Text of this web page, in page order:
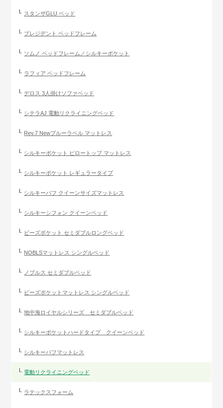
スタンザGLU ベッド
プレジデント ベッドフレーム
ソムノ ベッドフレーム／シルキーポケット
ラフィア ベッドフレーム
デロス 3人掛けソファベッド
シテラAJ 電動リクライニングベッド
Rev.7 Newブルーラベル マットレス
シルキーポケット ピロートップ マットレス
シルキーポケット レギュラータイプ
シルキーパフ クイーンサイズマットレス
シルキーシフォン クイーンベッド
ビーズポケット セミダブルロングベッド
NOBLSマットレス シングルベッド
ノブルス セミダブルベッド
ビーズポケットマットレス シングルベッド
地中海ロイヤルシリーズ セミダブルベッド
シルキーポケットハードタイプ クイーンベッド
シルキーパフマットレス
電動リクライニングベッド
ラテックスフォーム